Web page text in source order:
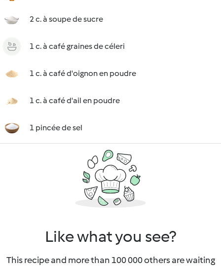
2 c. à soupe de sucre
1 c. à café graines de céleri
1 c. à café d'oignon en poudre
1 c. à café d'ail en poudre
1 pincée de sel
Like what you see?
This recipe and more than 100 000 others are waiting